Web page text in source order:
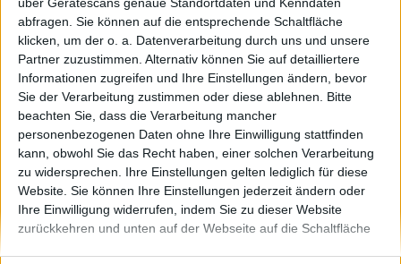
abfragen. Sie können auf die entsprechende Schaltfläche
klicken, um der o. a. Datenverarbeitung durch uns und unsere
Partner zuzustimmen. Alternativ können Sie auf detailliertere
Informationen zugreifen und Ihre Einstellungen ändern, bevor
Sie der Verarbeitung zustimmen oder diese ablehnen.
Bitte
beachten Sie, dass die Verarbeitung mancher
personenbezogenen Daten ohne Ihre Einwilligung stattfinden
kann, obwohl Sie das Recht haben, einer solchen Verarbeitung
zu widersprechen. Ihre Einstellungen gelten lediglich für diese
Website. Sie können Ihre Einstellungen jederzeit ändern oder
Ihre Einwilligung widerrufen, indem Sie zu dieser Website
zurückkehren und unten auf der Webseite auf die Schaltfläche